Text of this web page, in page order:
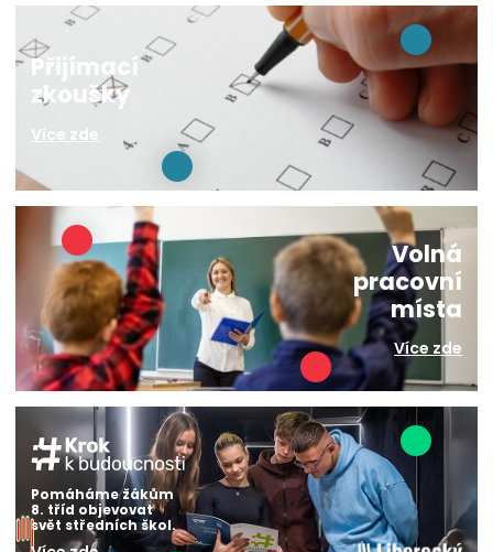
Přijímací
zkoušky
Více zde
Volná
pracovní
místa
Více zde
Pomáháme žákům
8. tříd objevovat
svět středních škol.